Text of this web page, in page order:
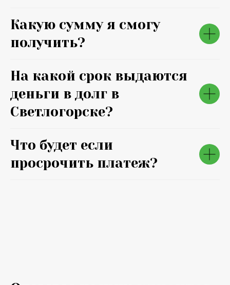
Какую сумму я смогу
получить?
На какой срок выдаются
деньги в долг в
Светлогорске?
Что будет если
просрочить платеж?